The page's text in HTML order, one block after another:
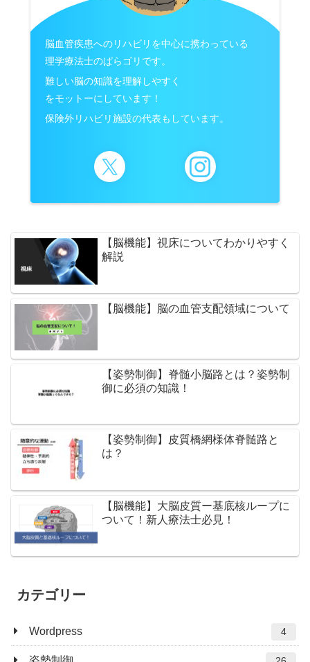
脳血管疾患へのリハビリを中心に携わっている
理学療法士のぱらゴリです。
難しい脳の知識を理解しやすく
をモットーにしています！
保険外リハビリ施設の代表もしています。
【脳機能】視床についてわかりやすく
解説
【脳機能】脳の血管支配領域について
【姿勢制御】脊髄小脳路とは？姿勢制
御に必須の知識！
【姿勢制御】皮質橋網様体脊髄路と
は？
【脳機能】大脳皮質ー基底核ループに
ついて！新人療法士必見！
カテゴリー
Wordpress 4